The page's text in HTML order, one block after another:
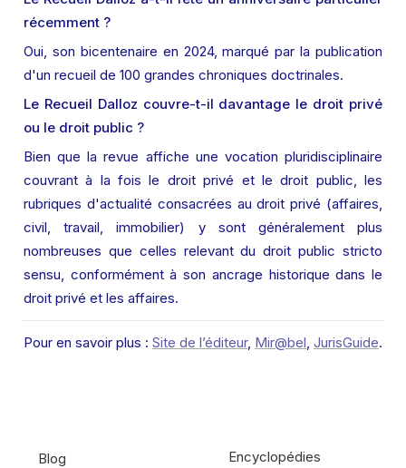
récemment ?
Oui, son bicentenaire en 2024, marqué par la publication
d'un recueil de 100 grandes chroniques doctrinales.
Le Recueil Dalloz couvre-t-il davantage le droit privé
ou le droit public ?
Bien que la revue affiche une vocation pluridisciplinaire
couvrant à la fois le droit privé et le droit public, les
rubriques d'actualité consacrées au droit privé (affaires,
civil, travail, immobilier) y sont généralement plus
nombreuses que celles relevant du droit public stricto
sensu, conformément à son ancrage historique dans le
droit privé et les affaires.
Pour en savoir plus : Site de l’éditeur, Mir@bel, JurisGuide.
Blog
Encyclopédies